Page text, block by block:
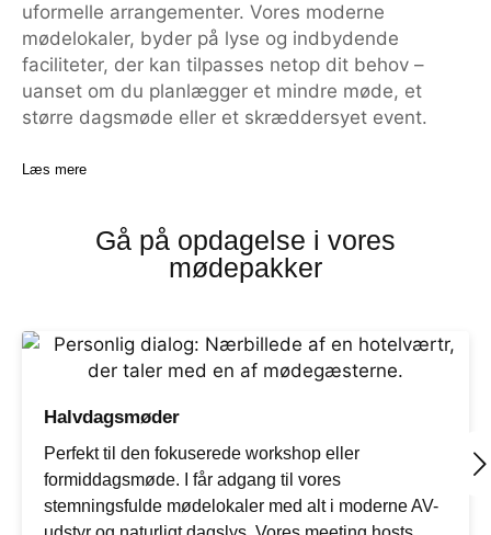
uformelle arrangementer. Vores moderne
mødelokaler, byder på lyse og indbydende
faciliteter, der kan tilpasses netop dit behov –
uanset om du planlægger et mindre møde, et
større dagsmøde eller et skræddersyet event.
Læs mere
Gå på opdagelse i vores
mødepakker
Halvdagsmøder
Perfekt til den fokuserede workshop eller
formiddagsmøde. I får adgang til vores
stemningsfulde mødelokaler med alt i moderne AV-